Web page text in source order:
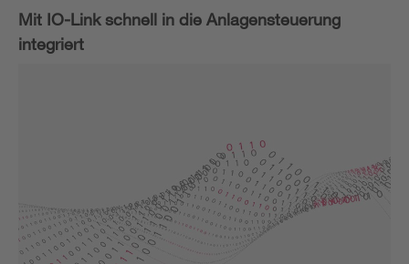
Mit IO-Link schnell in die Anlagensteuerung
integriert